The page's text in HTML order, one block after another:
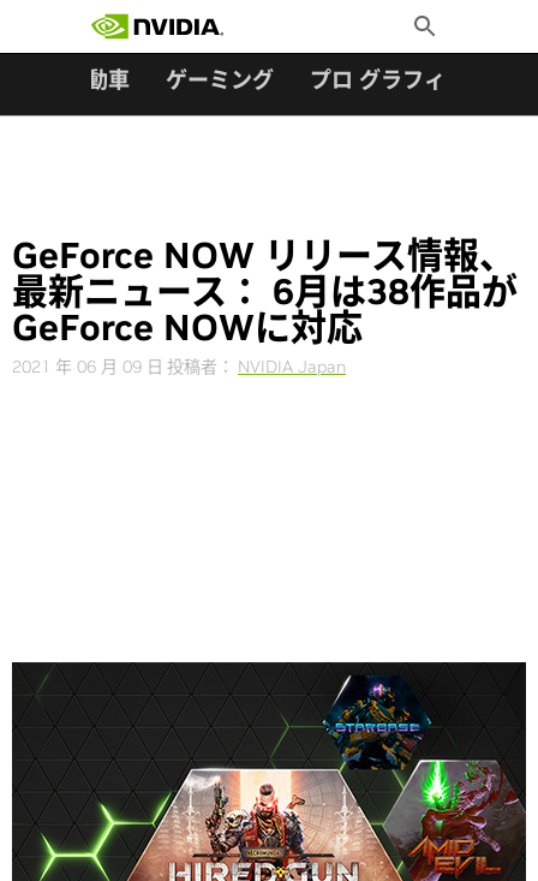
Toggle
Search
自動車 ゲーミング プロ グラフィックス
GeForce NOW リリース情報、
最新ニュース： 6月は38作品が
GeForce NOWに対応
2021 年 06 月 09 日 投稿者： NVIDIA Japan
Share